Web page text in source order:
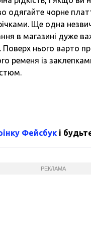
одягайте чорне
Ще одна
в магазині дуже
Поверх нього варто
ременя із
Фейсбук і
РЕКЛАМА